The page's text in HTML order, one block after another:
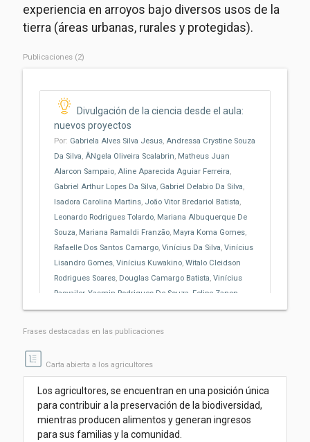
experiencia en arroyos bajo diversos usos de la
tierra (áreas urbanas, rurales y protegidas).
Publicaciones (2)
Divulgación de la ciencia desde el aula:
nuevos proyectos
Por: Gabriela Alves Silva Jesus, Andressa Crystine Souza
Da Silva, ÂNgela Oliveira Scalabrin, Matheus Juan
Alarcon Sampaio, Aline Aparecida Aguiar Ferreira,
Gabriel Arthur Lopes Da Silva, Gabriel Delabio Da Silva,
Isadora Carolina Martins, João Vitor Bredariol Batista,
Leonardo Rodrigues Tolardo, Mariana Albuquerque De
Souza, Mariana Ramaldi Franzão, Mayra Koma Gomes,
Rafaelle Dos Santos Camargo, Vinícius Da Silva, Vinícius
Lisandro Gomes, Vinícius Kuwakino, Witalo Cleidson
Rodrigues Soares, Douglas Camargo Batista, Vinícius
Rasvailer, Yasmin Rodrigues De Souza Felipe Zanon
Luzia Cleide Rodrigues
Passere,Rosa Maria Dias,Vinícius Rasvailer
Frases destacadas en las publicaciones
Carta abierta a los agricultores
Los agricultores, se encuentran en una posición única
para contribuir a la preservación de la biodiversidad,
mientras producen alimentos y generan ingresos
para sus familias y la comunidad.